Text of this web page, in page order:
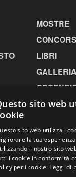
MOSTRE
LIBRI
GALLERIA
LA
Retro
da fotocamera, ma
sito web
sito web utilizza i
la tua
il nostro sito
i cookie in conformità
per i cookie. Leggi di